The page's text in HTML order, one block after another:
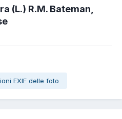
(L.) R.M. Bateman,
EXIF delle foto